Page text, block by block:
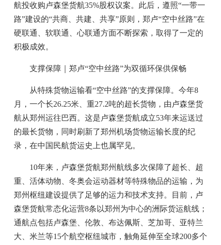
航投收购卢森堡货航35%股权议案。此后，遵照“一带一
路”建设的“共商、共建、共享”原则，郑卢“空中丝路”在
硬联通、软联通、心联通方面不断探索，取得了一定的
积极成效。
支撑保障｜郑卢“空中丝路”为双循环保供保畅
从特殊货物运输看“空中丝路”的支撑保障。今年8
月，一个长26.25米、重27.2吨的超长货物，由卢森堡货
航从郑州运往巴西。这是卢森堡货航成立53年来运送过
的最长货物，同时刷新了郑州机场货物运输长度的纪
录，在中国民航货运史上也属罕见。
10年来，卢森堡货航郑州航线多次保障了超长、超
重、活体动物、冬奥会运动器材等特殊物品的运输，为
郑州枢纽建设提供了足够的运力和技术支持。目前，卢
森堡货航常态化运营8条以郑州为中心的洲际货运航线；
通航点包括卢森堡、伦敦、布达佩斯、芝加哥、亚特兰
大、米兰等15个航空枢纽城市，触角延伸至全球200多个